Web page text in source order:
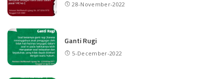
28-November-2022
Ganti Rugi
5-December-2022